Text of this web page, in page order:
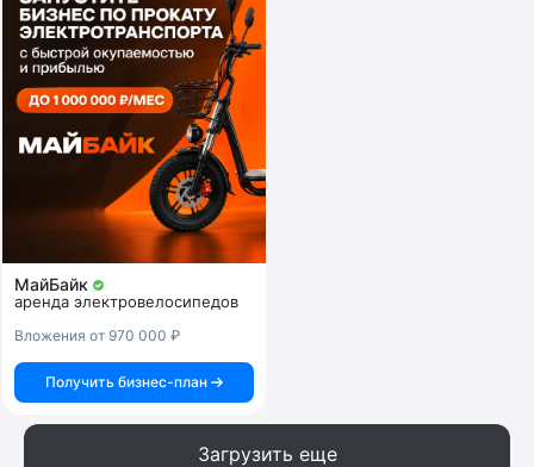
МайБайк
аренда электровелосипедов
Вложения от 970 000 ₽
Получить бизнес-план
Загрузить еще